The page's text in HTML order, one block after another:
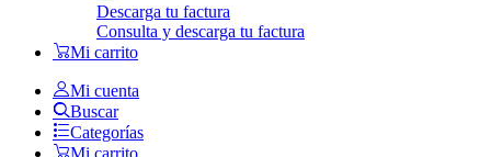
Descarga tu factura
Consulta y descarga tu factura
Mi carrito
Mi cuenta
Buscar
Categorías
Mi carrito